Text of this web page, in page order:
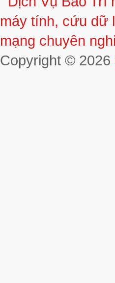
Copyright © 2026